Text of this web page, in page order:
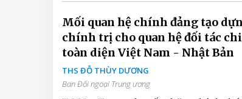
Mối quan hệ chính đảng tạo
chính trị cho quan hệ đối tác
toàn diện Việt Nam - Nhật Bản
THS ĐỖ THÙY DƯƠNG
Ban Đối ngoại Trung ương